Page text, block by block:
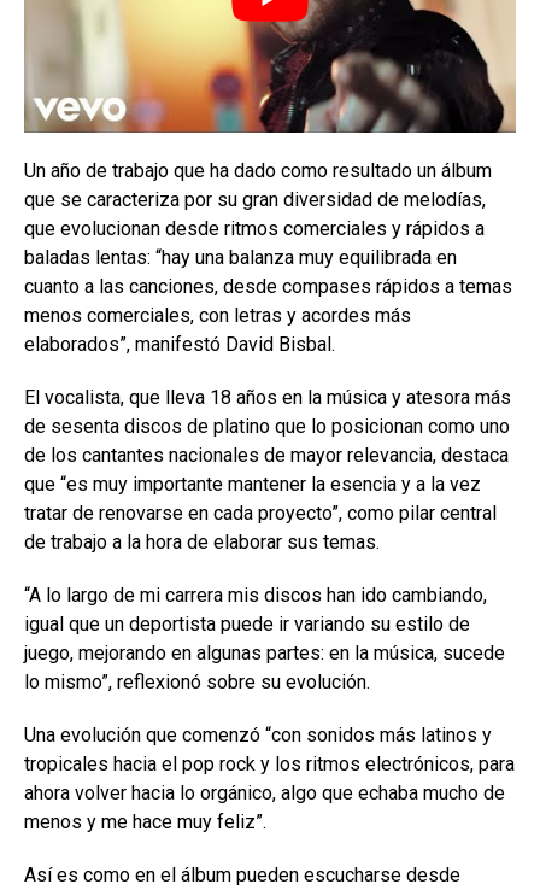
Un año de trabajo que ha dado como resultado un álbum
que se caracteriza por su gran diversidad de melodías,
que evolucionan desde ritmos comerciales y rápidos a
baladas lentas: “hay una balanza muy equilibrada en
cuanto a las canciones, desde compases rápidos a temas
menos comerciales, con letras y acordes más
elaborados”, manifestó David Bisbal.
El vocalista, que lleva 18 años en la música y atesora más
de sesenta discos de platino que lo posicionan como uno
de los cantantes nacionales de mayor relevancia, destaca
que “es muy importante mantener la esencia y a la vez
tratar de renovarse en cada proyecto”, como pilar central
de trabajo a la hora de elaborar sus temas.
“A lo largo de mi carrera mis discos han ido cambiando,
igual que un deportista puede ir variando su estilo de
juego, mejorando en algunas partes: en la música, sucede
lo mismo”, reflexionó sobre su evolución.
Una evolución que comenzó “con sonidos más latinos y
tropicales hacia el pop rock y los ritmos electrónicos, para
ahora volver hacia lo orgánico, algo que echaba mucho de
menos y me hace muy feliz”.
Así es como en el álbum pueden escucharse desde